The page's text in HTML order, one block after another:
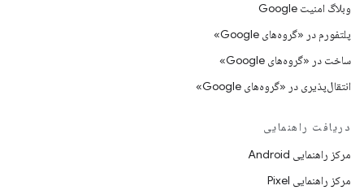
وبلاگ امنیت Google
پلتفورم در «گروه‌های Google»
ساخت در «گروه‌های Google»
انتقال‌پذیری در «گروه‌های Google»
دریافت راهنمایی
مرکز راهنمایی Android
مرکز راهنمایی Pixel